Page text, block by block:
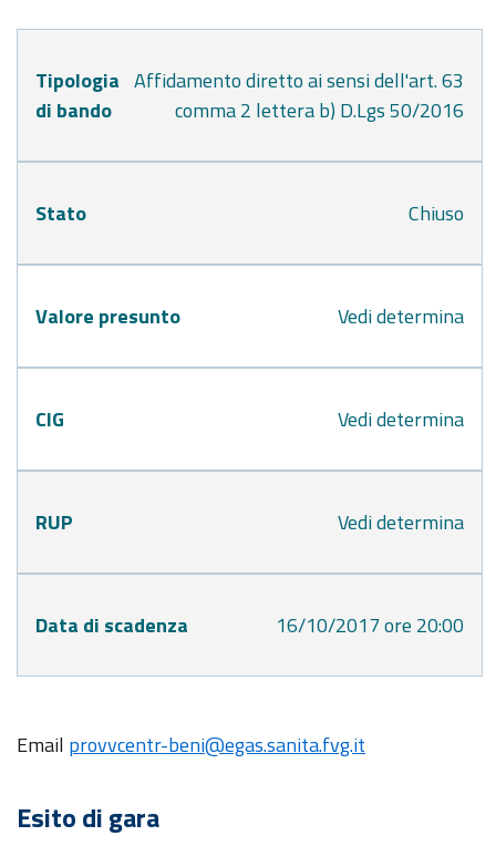
Tipologia
di bando
Affidamento diretto ai sensi dell'art. 63
comma 2 lettera b) D.Lgs 50/2016
Stato Chiuso
Valore presunto Vedi determina
CIG Vedi determina
RUP Vedi determina
Data di scadenza 16/10/2017 ore 20:00
Email provvcentr-beni@egas.sanita.fvg.it
Esito di gara